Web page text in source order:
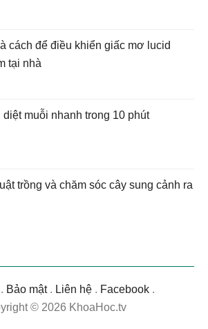
cách để điều khiển giấc mơ lucid
tại nhà
diệt muỗi nhanh trong 10 phút
trồng và chăm sóc cây sung cảnh ra
. Bảo mật. Liên hệ . Facebook .
© 2026 KhoaHoc.tv